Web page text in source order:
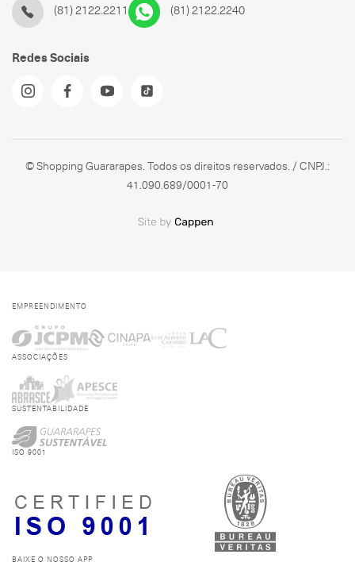
Redes Sociais
(81) 2122.2211 (81) 2122.2240
© Shopping Guararapes. Todos os direitos reservados. / CNPJ.:
41.090.689/0001-70
EMPREENDIMENTO
ASSOCIAÇÕES
SUSTENTABILIDADE
ISO 9001
BAIXE O NOSSO APP